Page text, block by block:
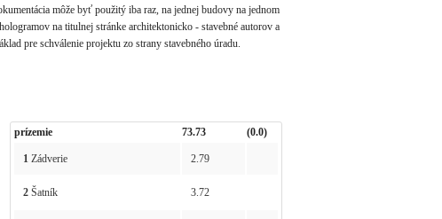
môže byť použitý iba raz, na jednej budovy na jednom
na titulnej stránke architektonicko - stavebné autorov a
pre schválenie projektu zo strany stavebného úradu.
prízemie 73.73 (0.0)
1Zádverie 2.79
2Šatník 3.72